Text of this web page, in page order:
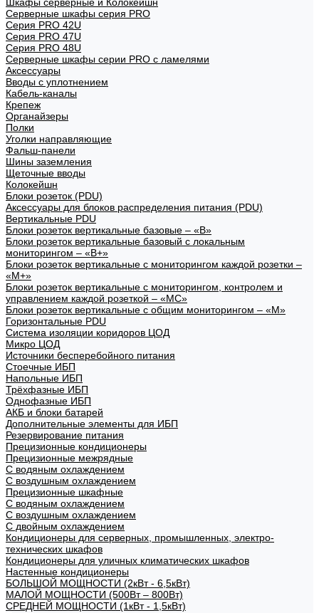
Серверные шкафы серия PRO
Серия PRO 42U
Серия PRO 47U
Серия PRO 48U
Серверные шкафы серии PRO с ламелями
Аксессуары
Вводы с уплотнением
Кабель-каналы
Крепеж
Органайзеры
Полки
Уголки направляющие
Фальш-панели
Шины заземления
Щеточные вводы
Колокейшн
Блоки розеток (PDU)
Аксессуары для блоков распределения питания (PDU)
Вертикальные PDU
Блоки розеток вертикальные базовые – «В»
Блоки розеток вертикальные базовый с локальным
мониторингом – «В+»
Блоки розеток вертикальные с мониторингом каждой розетки –
«М+»
Блоки розеток вертикальные с мониторингом, контролем и
управлением каждой розеткой – «МС»
Блоки розеток вертикальные с общим мониторингом – «М»
Горизонтальные PDU
Система изоляции коридоров ЦОД
Микро ЦОД
Источники бесперебойного питания
Стоечные ИБП
Напольные ИБП
Трёхфазные ИБП
Однофазные ИБП
АКБ и блоки батарей
Дополнительные элементы для ИБП
Резервирование питания
Прецизионные кондиционеры
Прецизионные межрядные
С водяным охлаждением
С воздушным охлаждением
Прецизионные шкафные
С водяным охлаждением
С воздушным охлаждением
С двойным охлаждением
Кондиционеры для серверных, промышленных, электро-
технических шкафов
Кондиционеры для уличных климатических шкафов
Настенные кондиционеры
БОЛЬШОЙ МОЩНОСТИ (2кВт - 6,5кВт)
МАЛОЙ МОЩНОСТИ (500Вт – 800Вт)
СРЕДНЕЙ МОЩНОСТИ (1кВт - 1,5кВт)